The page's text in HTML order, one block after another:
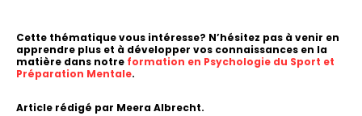
Cette thématique vous intéresse? N’hésitez pas à venir en
apprendre plus et à développer vos connaissances en la
matière dans notre formation en Psychologie du Sport et
Préparation Mentale.
Article rédigé par Meera Albrecht.